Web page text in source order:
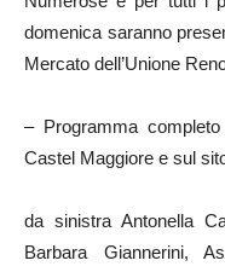
domenica saranno
Mercato dell’Unione
– Programma
Castel Maggiore e sul
da sinistra Antonella
Barbara Giannerini,